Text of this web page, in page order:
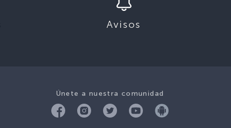
Avisos
Únete a nuestra comunidad